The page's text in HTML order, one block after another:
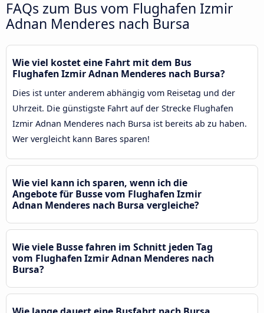
FAQs zum Bus vom Flughafen Izmir
Adnan Menderes nach Bursa
Wie viel kostet eine Fahrt mit dem Bus
Flughafen Izmir Adnan Menderes nach Bursa?
Dies ist unter anderem abhängig vom Reisetag und der
Uhrzeit. Die günstigste Fahrt auf der Strecke Flughafen
Izmir Adnan Menderes nach Bursa ist bereits ab zu haben.
Wer vergleicht kann Bares sparen!
Wie viel kann ich sparen, wenn ich die
Angebote für Busse vom Flughafen Izmir
Adnan Menderes nach Bursa vergleiche?
Wie viele Busse fahren im Schnitt jeden Tag
vom Flughafen Izmir Adnan Menderes nach
Bursa?